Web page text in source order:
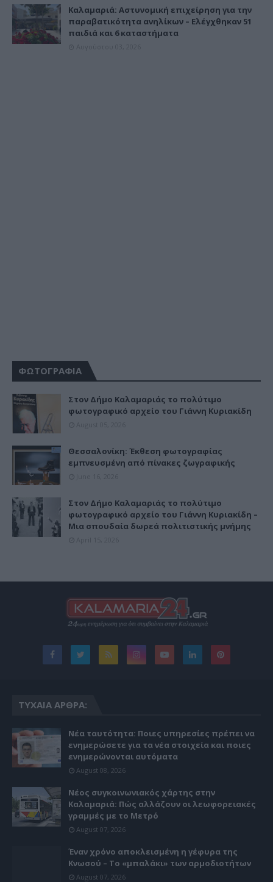
Καλαμαριά: Αστυνομική επιχείρηση για την
παραβατικότητα ανηλίκων – Ελέγχθηκαν 51
παιδιά και 6 καταστήματα
ΦΩΤΟΓΡΑΦΙΑ
Στον Δήμο Καλαμαριάς το πολύτιμο
φωτογραφικό αρχείο του Γιάννη Κυριακίδη
Θεσσαλονίκη: Έκθεση φωτογραφίας
εμπνευσμένη από πίνακες ζωγραφικής
Στον Δήμο Καλαμαριάς το πολύτιμο
φωτογραφικό αρχείο του Γιάννη Κυριακίδη –
Μια σπουδαία δωρεά πολιτιστικής μνήμης
ΤΥΧΑΊΑ ΆΡΘΡΑ:
Νέα ταυτότητα: Ποιες υπηρεσίες πρέπει να
ενημερώσετε για τα νέα στοιχεία και ποιες
ενημερώνονται αυτόματα
August 08, 2026
Νέος συγκοινωνιακός χάρτης στην
Καλαμαριά: Πώς αλλάζουν οι λεωφορειακές
γραμμές με το Μετρό
August 07, 2026
Έναν χρόνο αποκλεισμένη η γέφυρα της
Κνωσού – Το «μπαλάκι» των αρμοδιοτήτων
August 07, 2026